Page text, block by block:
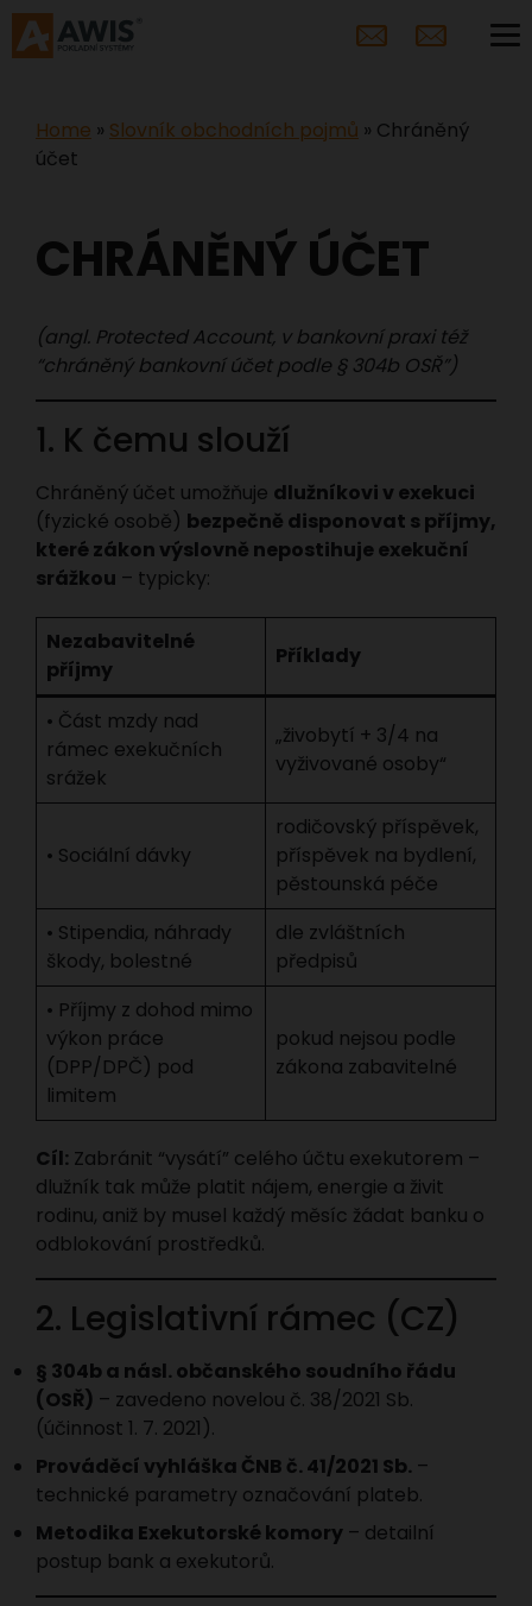
Home » Slovník obchodních pojmů » Chráněný
účet
CHRÁNĚNÝ ÚČET
(angl. Protected Account, v bankovní praxi též
“chráněný bankovní účet podle § 304b OSŘ”)
1. K čemu slouží
Chráněný účet umožňuje dlužníkovi v exekuci
(fyzické osobě) bezpečně disponovat s příjmy,
které zákon výslovně nepostihuje exekuční
srážkou – typicky:
Nezabavitelné
příjmy
Příklady
• Část mzdy nad
rámec exekučních
srážek
„živobytí + 3/4 na
vyživované osoby“
• Sociální dávky
rodičovský příspěvek,
příspěvek na bydlení,
pěstounská péče
• Stipendia, náhrady
škody, bolestné
dle zvláštních
předpisů
• Příjmy z dohod mimo
výkon práce
(DPP/DPČ) pod
limitem
pokud nejsou podle
zákona zabavitelné
Cíl: Zabránit “vysátí” celého účtu exekutorem –
dlužník tak může platit nájem, energie a živit
rodinu, aniž by musel každý měsíc žádat banku o
odblokování prostředků.
2. Legislativní rámec (CZ)
§ 304b a násl. občanského soudního řádu
(OSŘ) – zavedeno novelou č. 38/2021 Sb.
(účinnost 1. 7. 2021).
Prováděcí vyhláška ČNB č. 41/2021 Sb. –
technické parametry označování plateb.
Metodika Exekutorské komory – detailní
postup bank a exekutorů.